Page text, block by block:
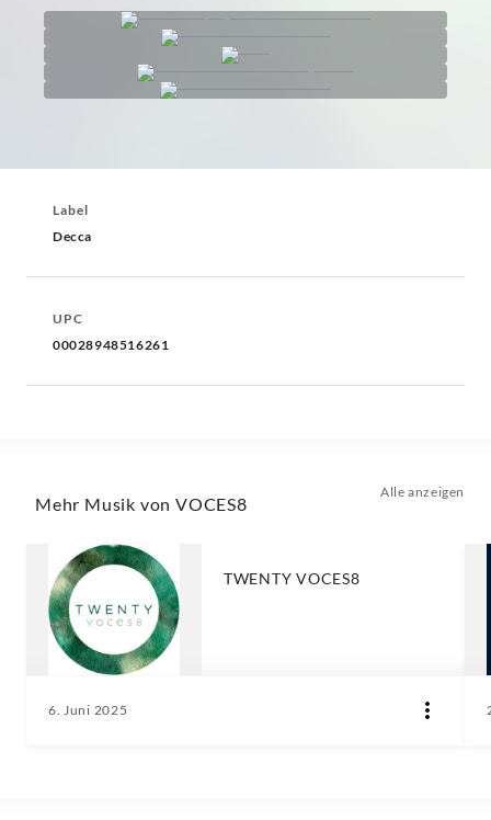
Label
Decca
UPC
00028948516261
Mehr Musik von VOCES8
Alle anzeigen
TWENTY VOCES8
6. Juni 2025